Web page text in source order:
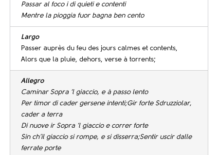
Passar al foco i di quieti e contenti
Mentre la pioggia fuor bagna ben cento
Largo
Passer auprès du feu des jours calmes et contents,
Alors que la pluie, dehors, verse à torrents;
Allegro
Caminar Sopra ‘l giaccio, e à passo lento
Per timor di cader gersene intenti;Gir forte Sdruzziolar,
cader a terra
Di nuove ir Sopra ‘l giaccio e correr forte
Sin ch’il giaccio si rompe, e si disserra;Sentir uscir dalle
ferrate porte